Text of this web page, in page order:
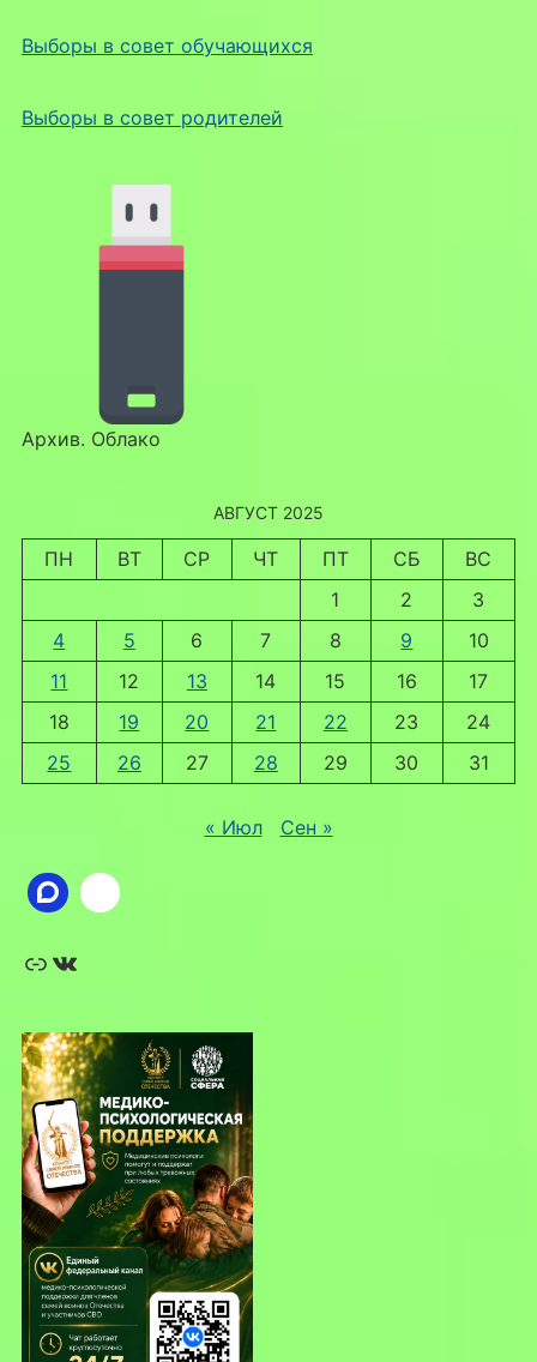
Выборы в совет обучающихся
Выборы в совет родителей
Архив. Облако
АВГУСТ 2025
ПН ВТ СР ЧТ ПТ СБ
ВС
1
2
3
4
5 6 7 8 9
10
11
12 13 14 15 16
17
18
19 20 21 22 23
24
25
26 27 28 29 30 31
« Июл Сен »
Ссылка